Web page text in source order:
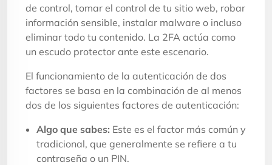
de control, tomar el control de tu sitio web, robar
información sensible, instalar malware o incluso
eliminar todo tu contenido. La 2FA actúa como
un escudo protector ante este escenario.
El funcionamiento de la autenticación de dos
factores se basa en la combinación de al menos
dos de los siguientes factores de autenticación:
Algo que sabes: Este es el factor más común y
tradicional, que generalmente se refiere a tu
contraseña o un PIN.